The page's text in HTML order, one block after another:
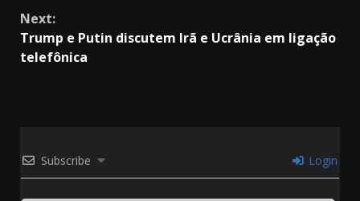
Next:
Trump e Putin discutem Irã e Ucrânia em ligação
telefônica
Subscribe Login